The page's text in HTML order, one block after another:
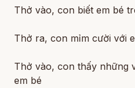
Thở vào, con biết em bé
Thở ra, con mỉm cười với
Thở vào, con thấy những
em bé